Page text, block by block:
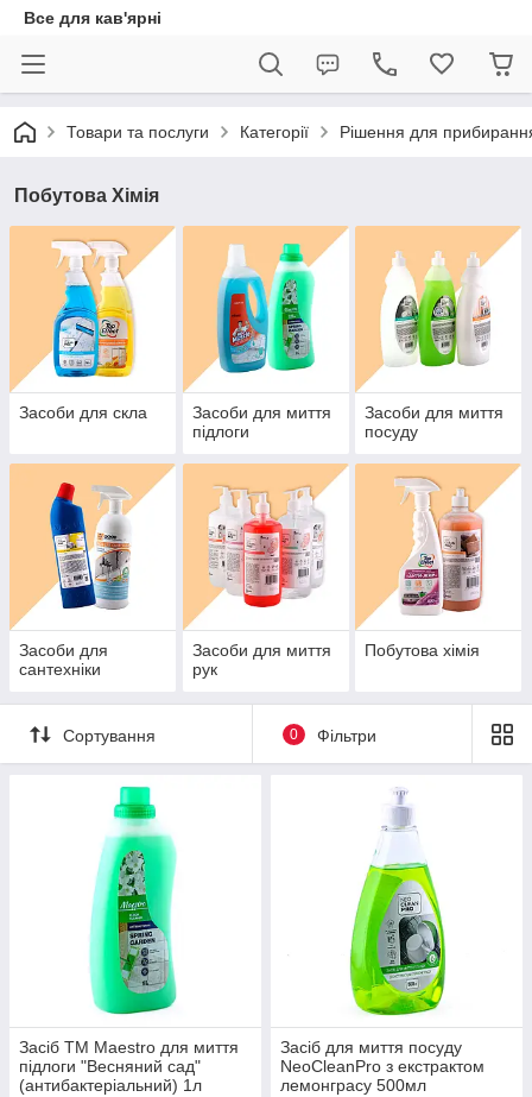
Все для кав'ярні
Товари та послуги Категорії Рішення для
Побутова Хімія
Засоби для скла
Засоби для миття
підлоги
Засоби для миття
посуду
Засоби для
сантехніки
Засоби для миття
рук
Побутова хімія
Сортування 0 Фільтри
Засіб ТМ Маestro для миття
підлоги "Весняний сад"
(антибактеріальний) 1л
Засіб для миття посуду
NeoCleanPro з екстрактом
лемонграсу 500мл